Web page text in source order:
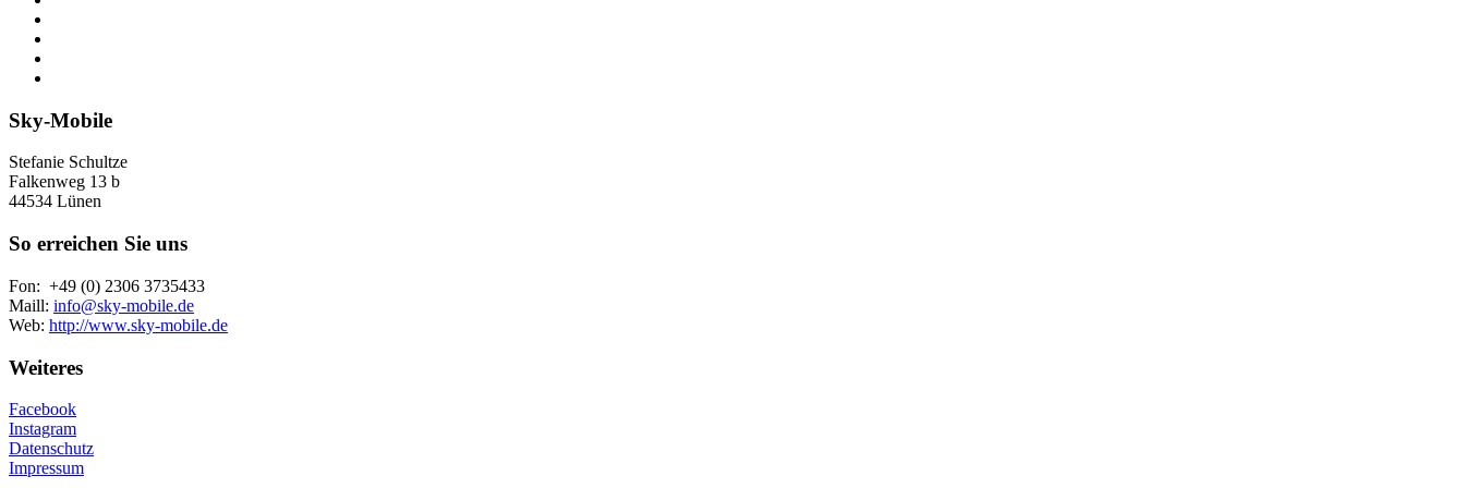
Sky-Mobile
Stefanie Schultze
Falkenweg 13 b
44534 Lünen
So erreichen Sie uns
Fon: +49 (0) 2306 3735433
Maill: info@sky-mobile.de
Web: http://www.sky-mobile.de
Weiteres
Facebook
Instagram
Datenschutz
Impressum